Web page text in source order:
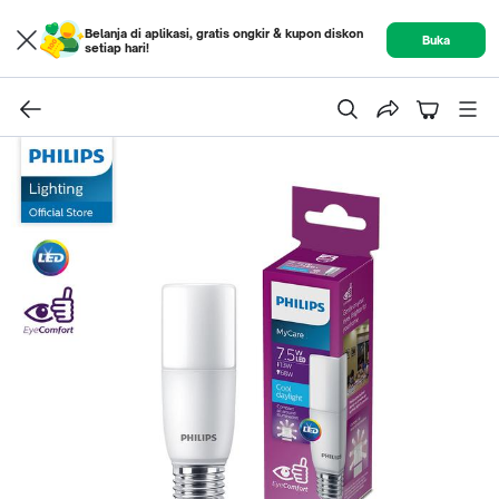
Belanja di aplikasi, gratis ongkir & kupon diskon
setiap hari!
Buka